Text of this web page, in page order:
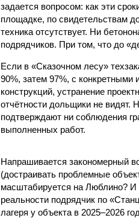
задается вопросом: как эти
площадке, по свидетельствам
техника отсутствует. Ни
подрядчиков. При том, что до
Если в «Сказочном лесу»
90%, затем 97%, с
конструкций, устранение
отчётности дольщики не видят.
подтверждают ни соблюдения
выполненных работ.
Напрашивается закономерный
(достраивать проблемные
масштабируется на Люблино? И
реальности подрядчик по
лагеря у объекта в 2025–2026